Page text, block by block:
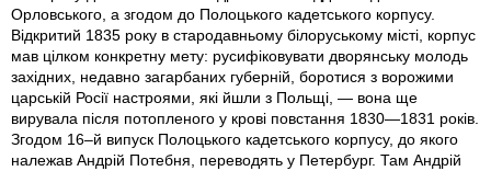
Орловського, а згодом до Полоцького кадетського корпусу.
Відкритий 1835 року в стародавньому білоруському місті, корпус
мав цілком конкретну мету: русифіковувати дворянську молодь
західних, недавно загарбаних губерній, боротися з ворожими
царській Росії настроями, які йшли з Польщі, — вона ще
вирувала після потопленого у крові повстання 1830—1831 років.
Згодом 16–й випуск Полоцького кадетського корпусу, до якого
належав Андрій Потебня, переводять у Петербург. Там Андрій